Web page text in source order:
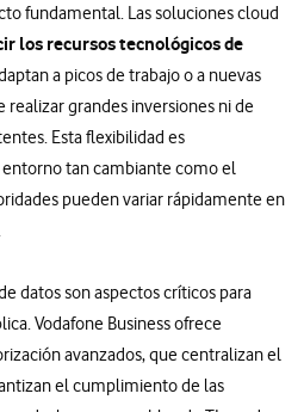
fundamental. Las soluciones cloud
los recursos tecnológicos de
a picos de trabajo o a nuevas
realizar grandes inversiones ni de
Esta flexibilidad es
tan cambiante como el
pueden variar rápidamente en
datos son aspectos críticos para
Vodafone Business ofrece
avanzados, que centralizan el
el cumplimiento de las